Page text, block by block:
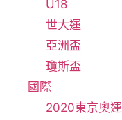
U18
世大運
亞洲盃
瓊斯盃
國際
2020東京奧運